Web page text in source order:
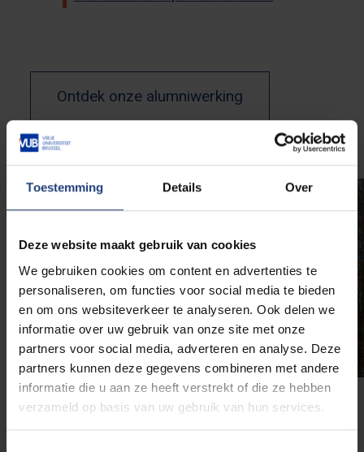
Toestemming Details Over
Deze website maakt gebruik van cookies
We gebruiken cookies om content en advertenties te
personaliseren, om functies voor social media te bieden
en om ons websiteverkeer te analyseren. Ook delen we
informatie over uw gebruik van onze site met onze
partners voor social media, adverteren en analyse. Deze
partners kunnen deze gegevens combineren met andere
informatie die u aan ze heeft verstrekt of die ze hebben
verzameld op basis van uw gebruik van hun services.
Ontdek onze alumniwerking
Leerstoelen